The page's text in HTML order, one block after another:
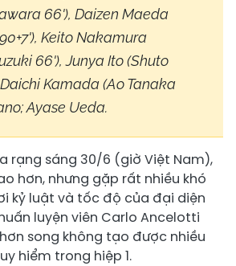
66'), Daizen Maeda
Keito Nakamura
66'), Junya Ito (Shuto
Kamada (Ao Tanaka
Ayase Ueda.
rạng sáng 30/6 (giờ Việt Nam),
hơn, nhưng gặp rất nhiều khó
kỷ luật và tốc độ của đại diện
luyện viên Carlo Ancelotti
song không tạo được nhiều
hiểm trong hiệp 1.